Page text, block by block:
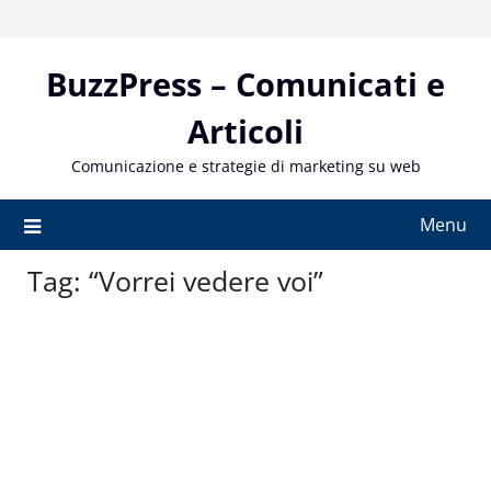
contentBuzzPress – Comunicati e
Articoli
Comunicazione e strategie di marketing su web
Menu
Tag: “Vorrei vedere voi”